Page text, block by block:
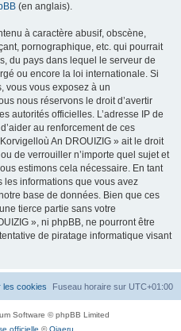
(en anglais).
à caractère abusif, obscène,
pornographique, etc. qui pourrait
du pays dans lequel le serveur de
ou encore la loi internationale. Si
vous vous exposez à un
nous réservons le droit d’avertir
autorités officielles. L’adresse IP de
au renforcement de ces
An DROUIZIG » ait le droit
de verrouiller n’importe quel sujet et
estimons cela nécessaire. En tant
les informations que vous avez
base de données. Bien que ces
tierce partie sans votre
», ni phpBB, ne pourront être
de piratage informatique visant
Fuseau horaire sur UTC+01:00
les cookies
Software © phpBB Limited
officielle ©Qiaeru